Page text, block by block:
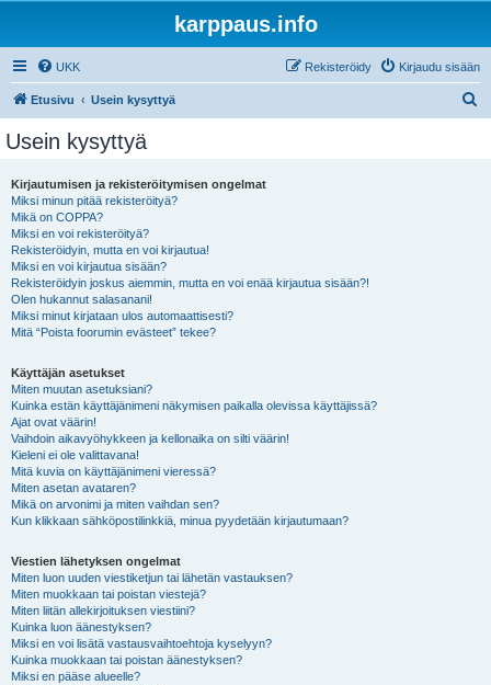
karppaus.info
UKK Kirjaudu sisään
Rekisteröidy
Etusivu Usein kysyttyä
Usein kysyttyä
Kirjautumisen ja rekisteröitymisen ongelmat
Miksi minun pitää rekisteröityä?
Mikä on COPPA?
Miksi en voi rekisteröityä?
Rekisteröidyin, mutta en voi kirjautua!
Miksi en voi kirjautua sisään?
Rekisteröidyin joskus aiemmin, mutta en voi enää kirjautua sisään?!
Olen hukannut salasanani!
Miksi minut kirjataan ulos automaattisesti?
Mitä “Poista foorumin evästeet” tekee?
Käyttäjän asetukset
Miten muutan asetuksiani?
Kuinka estän käyttäjänimeni näkymisen paikalla olevissa käyttäjissä?
Ajat ovat väärin!
Vaihdoin aikavyöhykkeen ja kellonaika on silti väärin!
Kieleni ei ole valittavana!
Mitä kuvia on käyttäjänimeni vieressä?
Miten asetan avataren?
Mikä on arvonimi ja miten vaihdan sen?
Kun klikkaan sähköpostilinkkiä, minua pyydetään kirjautumaan?
Viestien lähetyksen ongelmat
Miten luon uuden viestiketjun tai lähetän vastauksen?
Miten muokkaan tai poistan viestejä?
Miten liitän allekirjoituksen viestiini?
Kuinka luon äänestyksen?
Miksi en voi lisätä vastausvaihtoehtoja kyselyyn?
Kuinka muokkaan tai poistan äänestyksen?
Miksi en pääse alueelle?